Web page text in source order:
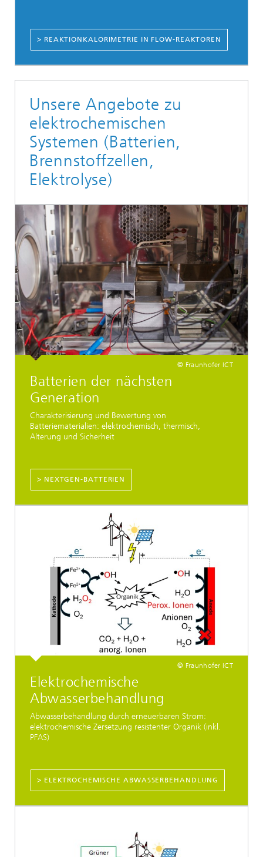
> REAKTIONKALORIMETRIE IN FLOW-REAKTOREN
Unsere Angebote zu
elektrochemischen
Systemen (Batterien,
Brennstoffzellen,
Elektrolyse)
© Fraunhofer ICT
Batterien der nächsten
Generation
Charakterisierung und Bewertung von
Batteriematerialien: elektrochemisch, thermisch,
Alterung und Sicherheit
> NEXTGEN-BATTERIEN
© Fraunhofer ICT
Elektrochemische
Abwasserbehandlung
Abwasserbehandlung durch erneuerbaren Strom:
elektrochemische Zersetzung resistenter Organik (inkl.
PFAS)
> ELEKTROCHEMISCHE ABWASSERBEHANDLUNG